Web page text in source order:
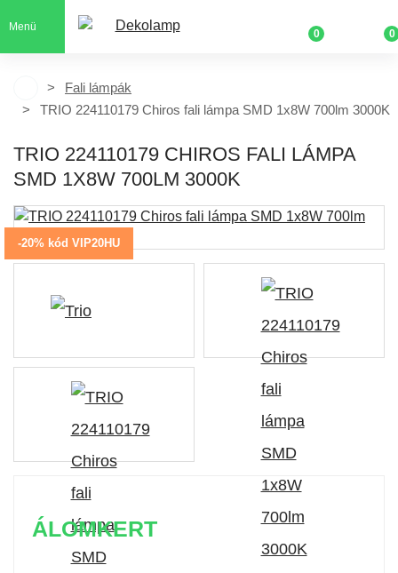
Menü
0 0
Fali lámpák
TRIO 224110179 Chiros fali lámpa SMD 1x8W 700lm 3000K
TRIO 224110179 CHIROS FALI LÁMPA
SMD 1X8W 700LM 3000K
-20% kód VIP20HU
ÁLOMKERT